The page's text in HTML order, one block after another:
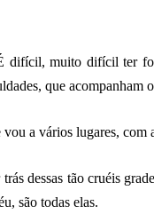
difícil, muito difícil ter
que acompanham
vou a vários lugares,
dessas tão cruéis
são todas elas.